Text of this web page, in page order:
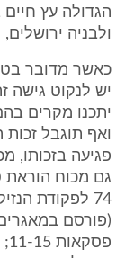
הגדולה עץ חיים
ולבניה ירושלים, פ"ד נז(5),
כאשר מדובר
יש לנקוט גישה
יתכנו מקרים
ואף תוגבל
פגיעה בזכותו,